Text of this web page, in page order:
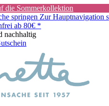
die Sommerkollektion
springen Zur Hauptnavigation
ab 80€ *
nachhaltig